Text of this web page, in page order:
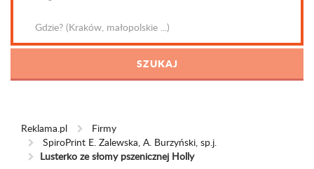
Reklama.pl
Firmy
SpiroPrint E. Zalewska, A. Burzyński, sp.j.
Lusterko ze słomy pszenicznej Holly